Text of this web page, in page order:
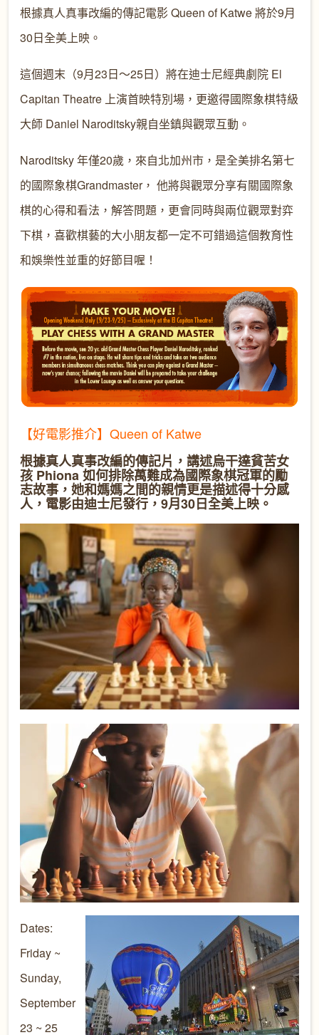
根據真人真事改編的傳記電影 Queen of Katwe 將於9月
30日全美上映。
這個週末（9月23日～25日）將在迪士尼經典劇院 El
Capitan Theatre 上演首映特別場，更邀得國際象棋特級
大師 Daniel Naroditsky親自坐鎮與觀眾互動。
Naroditsky 年僅20歲，來自北加州市，是全美排名第七
的國際象棋Grandmaster， 他將與觀眾分享有關國際象
棋的心得和看法，解答問題，更會同時與兩位觀眾對弈
下棋，喜歡棋藝的大小朋友都一定不可錯過這個教育性
和娛樂性並重的好節目喔！
【好電影推介】Queen of Katwe
根據真人真事改編的傳記片，講述烏干達貧苦女
孩 Phiona 如何排除萬難成為國際象棋冠軍的勵
志故事，她和媽媽之間的親情更是描述得十分感
人，電影由迪士尼發行，9月30日全美上映。
Dates:
Friday ~
Sunday,
September
23 ~ 25